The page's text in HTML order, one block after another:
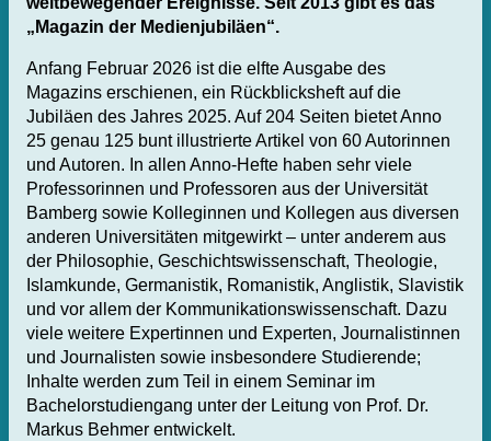
„Magazin der Medienjubiläen“.
Anfang Februar 2026 ist die elfte Ausgabe des
Magazins erschienen, ein Rückblicksheft auf die
Jubiläen des Jahres 2025. Auf 204 Seiten bietet Anno
25 genau 125 bunt illustrierte Artikel von 60 Autorinnen
und Autoren. In allen Anno-Hefte haben sehr viele
Professorinnen und Professoren aus der Universität
Bamberg sowie Kolleginnen und Kollegen aus diversen
anderen Universitäten mitgewirkt – unter anderem aus
der Philosophie, Geschichtswissenschaft, Theologie,
Islamkunde, Germanistik, Romanistik, Anglistik, Slavistik
und vor allem der Kommunikationswissenschaft. Dazu
viele weitere Expertinnen und Experten, Journalistinnen
und Journalisten sowie insbesondere Studierende;
Inhalte werden zum Teil in einem Seminar im
Bachelorstudiengang unter der Leitung von Prof. Dr.
Markus Behmer entwickelt.